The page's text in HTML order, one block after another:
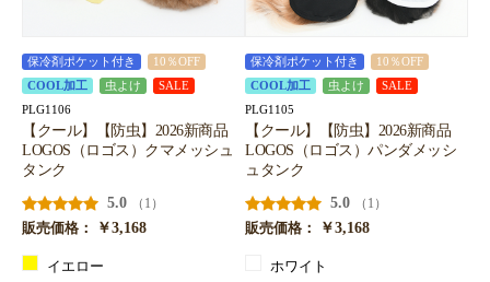
保冷剤ポケット付き
10％OFF
COOL加工
虫よけ SALE
PLG1106
【クール】【防虫】2026新商品
LOGOS（ロゴス）クマメッシュ
タンク
5.0
（1）
販売価格：
￥3,168
イエロー
保冷剤ポケット付き
10％OFF
COOL加工
虫よけ SALE
PLG1105
【クール】【防虫】2026新商品
LOGOS（ロゴス）パンダメッシ
ュタンク
5.0
（1）
販売価格：
￥3,168
ホワイト